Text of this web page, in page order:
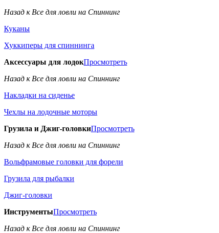
Назад к Все для ловли на Спиннинг
Куканы
Хуккиперы для спиннинга
Аксессуары для лодокПросмотреть
Назад к Все для ловли на Спиннинг
Накладки на сиденье
Чехлы на лодочные моторы
Грузила и Джиг-головкиПросмотреть
Назад к Все для ловли на Спиннинг
Вольфрамовые головки для форели
Грузила для рыбалки
Джиг-головки
ИнструментыПросмотреть
Назад к Все для ловли на Спиннинг